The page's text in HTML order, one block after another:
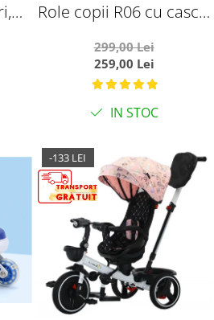
Role copii R06 cu casca,
masuri reglabile 26 - 33,
albastru S
299,00 Lei
259,00 Lei
IN STOC
-133 LEI